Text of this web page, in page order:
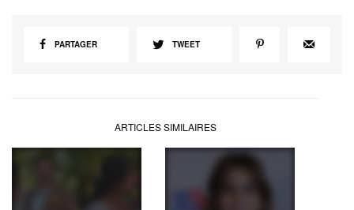
PARTAGER TWEET
ARTICLES SIMILAIRES